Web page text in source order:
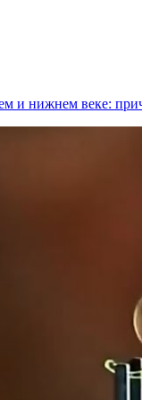
и нижнем веке: